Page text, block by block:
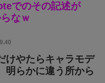
でのその記述が
なｗ
けやたらキャラモデ
明らかに違う所から